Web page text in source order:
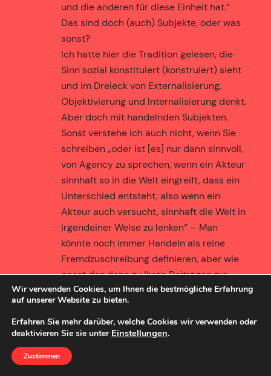
und die anderen für diese Einheit hat.“
Das sind doch (auch) Subjekte, oder was
sonst?
Ich hatte hier die Tradition gelesen, die
Sinn sozial konstituiert (konstruiert) sieht
und im Dreieck von Externalisierung,
Objektivierung und Internalisierung denkt.
Aber doch mit handelnden Subjekten.
Sonst verstehe ich auch nicht, wenn Sie
schreiben „oder ist [es] nur dann sinnvoll,
von Agency zu sprechen, wenn ein Akteur
sinnhaft so in die Welt eingreift, dass ein
Unterschied entsteht, also wenn ein
Akteur auch versucht, sinnhaft die Welt in
irgendeiner Weise zu lenken“ – Man
könnte noch immer Handeln als reine
Fremdzuschreibung definieren, aber wie
passt das denn zu Ihren Beiträgen zur
qualitativen Sozialforschung? Hier
beziehen Sie sich doch explizit auf die
wissenssoziologische Tradition. Und im
post weiter unten, der Kritik an einem
Akteursverständnis von Algorithmen
folgend, betonen Sie die Wichtigkeit, den
Wir verwenden Cookies, um Ihnen die bestmögliche Erfahrung
auf unserer Website zu bieten.
Erfahren Sie mehr darüber, welche Cookies wir verwenden oder
deaktivieren Sie sie unter Einstellungen.
Zustimmen